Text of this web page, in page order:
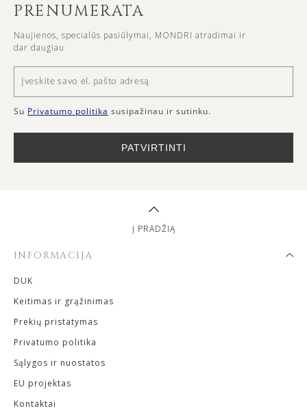
PRENUMERATA
Naujienos, specialūs pasiūlymai, MONDRI atradimai ir
dar daugiau
Su Privatumo politika susipažinau ir sutinku.
PATVIRTINTI
INFORMACIJA
DUK
Keitimas ir grąžinimas
Prekių pristatymas
Privatumo politika
Sąlygos ir nuostatos
EU projektas
Kontaktai
Į PRADŽIĄ